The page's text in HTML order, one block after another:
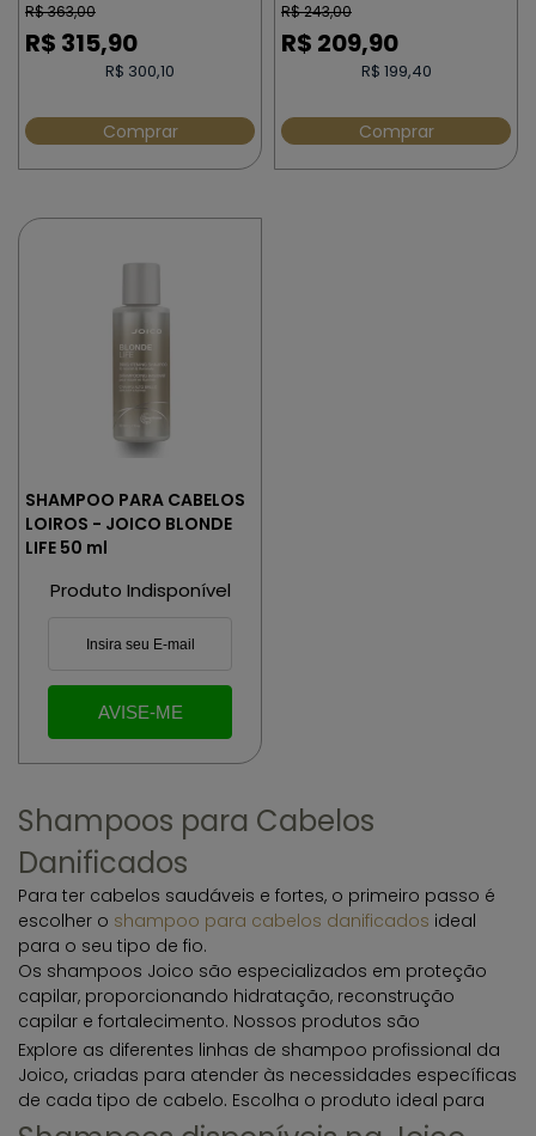
R$363,00
R$ 315,90
R$ 300,10
Comprar
R$243,00
R$ 209,90
R$ 199,40
Comprar
SHAMPOO PARA CABELOS
LOIROS - JOICO BLONDE
LIFE 50 ml
Produto Indisponível
Shampoos para Cabelos
Danificados
Para ter cabelos saudáveis e fortes, o primeiro passo é
escolher o shampoo para cabelos danificados ideal
para o seu tipo de fio.
Os shampoos Joico são especializados em proteção
capilar, proporcionando hidratação, reconstrução
capilar e fortalecimento. Nossos produtos são
desenvolvidos com tecnologia avançada, garantindo
fios mais saudáveis e resistentes.
Explore as diferentes linhas de shampoo profissional da
Joico, criadas para atender às necessidades específicas
de cada tipo de cabelo. Escolha o produto ideal para
hidratar, fortalecer
proteger e reconstruir seus fios.